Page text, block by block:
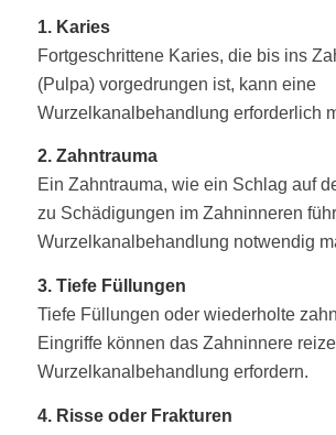
1. Karies
Fortgeschrittene Karies, die bis ins
(Pulpa) vorgedrungen ist, kann eine
Wurzelkanalbehandlung erforderlich
2. Zahntrauma
Ein Zahntrauma, wie ein Schlag auf
zu Schädigungen im Zahninneren
Wurzelkanalbehandlung notwendig
3. Tiefe Füllungen
Tiefe Füllungen oder wiederholte
Eingriffe können das Zahninnere
Wurzelkanalbehandlung erfordern.
4. Risse oder Frakturen